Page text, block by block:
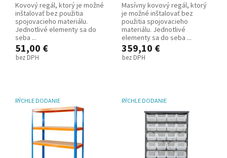
Kovový regál, ktorý je možné
inštalovať bez použitia
spojovacieho materiálu.
Jednotlivé elementy sa do
seba ...
51,00 €
bez DPH
Masívny kovový regál, ktorý
je možné inštalovať bez
použitia spojovacieho
materiálu. Jednotlivé
elementy sa do seba ...
359,10 €
bez DPH
RÝCHLE DODANIE RÝCHLE DODANIE